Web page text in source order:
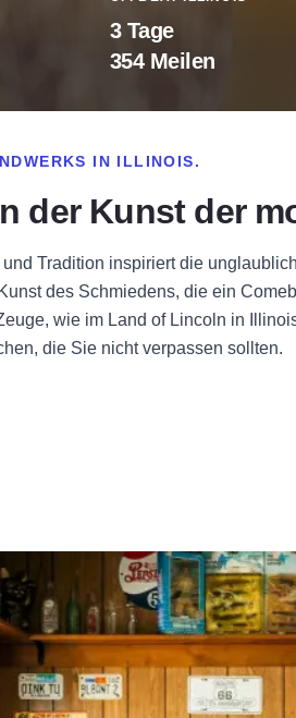
3 Tage
354 Meilen
IN ILLINOIS.
der Kunst der
Tradition inspiriert die
des Schmiedens, die ein
wie im Land of Lincoln in
die Sie nicht verpassen sollten.